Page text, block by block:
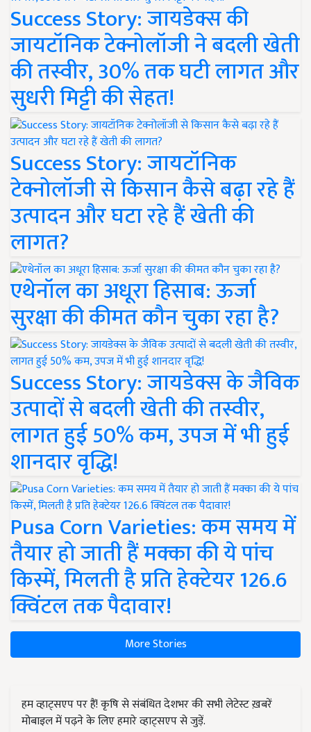
Success Story: जायडेक्स की
जायटॉनिक टेक्नोलॉजी ने बदली खेती
की तस्वीर, 30% तक घटी लागत और
सुधरी मिट्टी की सेहत!
Success Story: जायटॉनिक
टेक्नोलॉजी से किसान कैसे बढ़ा रहे हैं
उत्पादन और घटा रहे हैं खेती की
लागत?
एथेनॉल का अधूरा हिसाब: ऊर्जा
सुरक्षा की कीमत कौन चुका रहा है?
Success Story: जायडेक्स के जैविक
उत्पादों से बदली खेती की तस्वीर,
लागत हुई 50% कम, उपज में भी हुई
शानदार वृद्धि!
Pusa Corn Varieties: कम समय में
तैयार हो जाती हैं मक्का की ये पांच
किस्में, मिलती है प्रति हेक्टेयर 126.6
क्विंटल तक पैदावार!
More Stories
हम व्हाट्सएप पर हैं! कृषि से संबंधित देशभर की सभी लेटेस्ट ख़बरें
मोबाइल में पढ़ने के लिए हमारे व्हाट्सएप से जुड़ें.